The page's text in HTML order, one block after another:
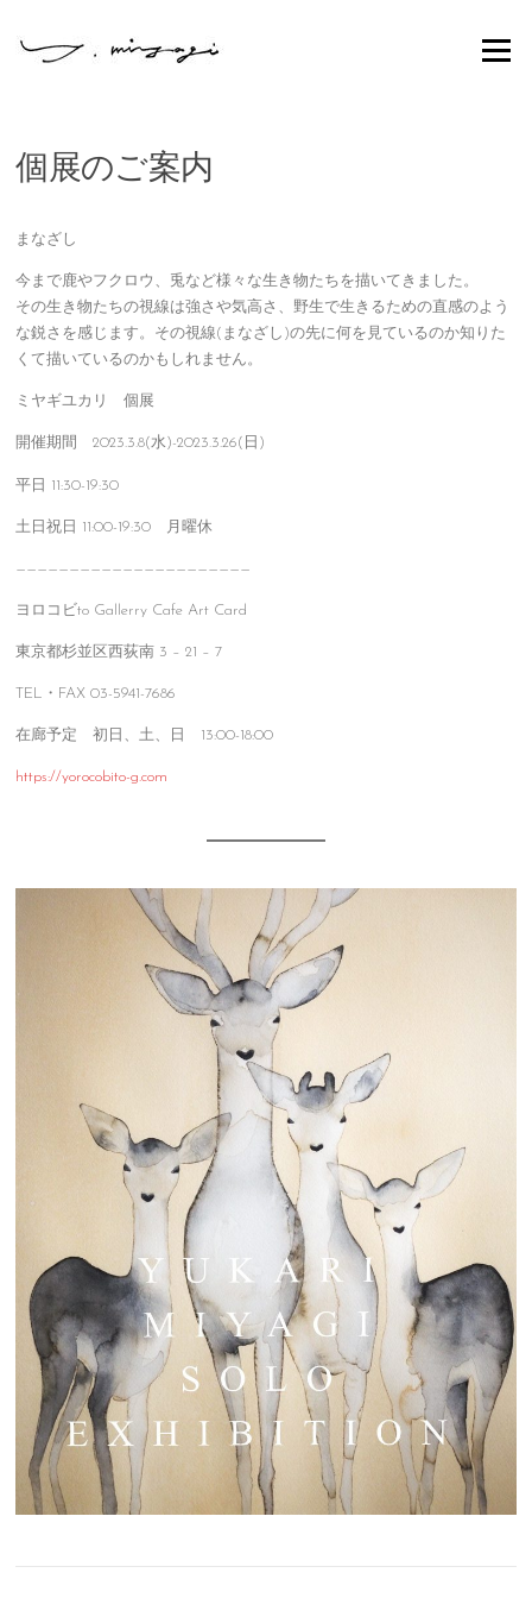
content
Menu
個展のご案内
まなざし
今まで鹿やフクロウ、兎など様々な生き物たちを描いてきました。
その生き物たちの視線は強さや気高さ、野生で生きるための直感のよう
な鋭さを感じます。その視線(まなざし)の先に何を見ているのか知りた
くて描いているのかもしれません。
ミヤギユカリ 個展
開催期間 2023.3.8(水)-2023.3.26(日)
平日 11:30-19:30
土日祝日 11:00-19:30 月曜休
——————————————————————
ヨロコビto Gallerry Cafe Art Card
東京都杉並区西荻南 3 – 21 – 7
TEL・FAX 03-5941-7686
在廊予定 初日、土、日 13:00-18:00
https://yorocobito-g.com